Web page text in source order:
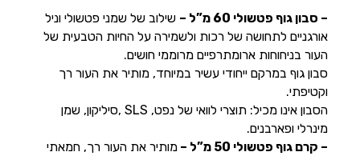
– סבון גוף פטשולי 60 מ”ל –
שילוב של שמני פטשולי וניל
אורגניים לתחושה של רכות ולשמירה על החיות הטבעית של
העור בניחוחות ארומתרפיים מרוממי חושים.
סבון גוף במרקם ייחודי עשיר במיוחד, מותיראת העור רך
וקטיפתי.
הסבון אינו מכיל: תוצרי לוואי של נפט, SLS,סיליקון, שמן
מינרלי ופארבנים.
– קרם גוף פטשולי 50 מ”ל –
מותיר את העור רך, חמאתי